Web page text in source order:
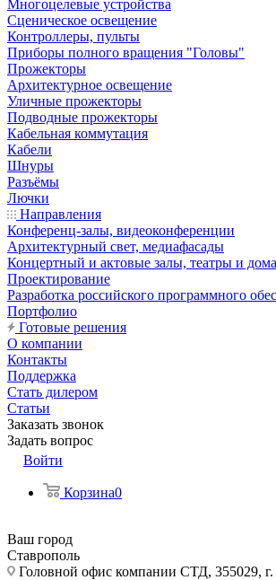
Многоцелевые устройства
Сценическое освещение
Контроллеры, пульты
Приборы полного вращения "Головы"
Прожекторы
Архитектурное освещение
Уличные прожекторы
Подводные прожекторы
Кабельная коммутация
Кабели
Шнуры
Разъёмы
Лючки
Направления
Конференц-залы, видеоконференции
Архитектурный свет, медиафасады
Концертный и актовые залы, театры и
Проектирование
Разработка российского программного
Портфолио
Готовые решения
О компании
Контакты
Поддержка
Стать дилером
Статьи
Заказать звонок
Задать вопрос
Войти
Корзина0
Ваш город
Ставрополь
Головной офис компании СТД, 355029,